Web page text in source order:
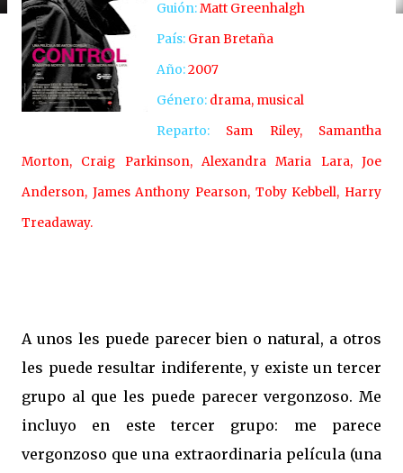
Guión:Matt Greenhalgh
País: Gran Bretaña
Año:2007
Género: drama, musical
Reparto:
Sam Riley, Samantha
Morton, Craig Parkinson, Alexandra Maria Lara, Joe
Anderson, James Anthony Pearson, Toby Kebbell, Harry
Treadaway.
A unos les puede parecer bien o natural, a otros
les puede resultar indiferente, y existe un tercer
grupo al que les puede parecer vergonzoso. Me
incluyo en este tercer grupo: me parece
vergonzoso que una extraordinaria película (una